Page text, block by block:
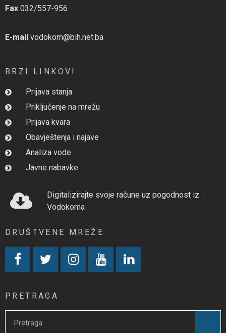
Fax 032/557-956
E-mail vodokom@bih.net.ba
BRZI LINKOVI
Prijava stanja
Priključenje na mrežu
Prijava kvara
Obavještenja i najave
Analiza vode
Javne nabavke
Digitalizirajte svoje račune uz pogodnost iz
Vodokoma
DRUŠTVENE MREŽE
PRETRAGA